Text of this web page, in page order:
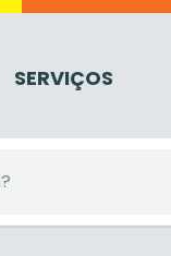
SERVIÇOS